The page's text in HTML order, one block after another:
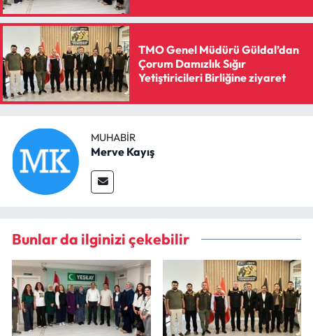
TMO Genel Müdürü Güldal’dan
Çorum Damızlık Sığır
Yetiştiricileri Birliğine ziyaret
MUHABIR
Merve Kayış
Bunlar da ilginizi çekebilir